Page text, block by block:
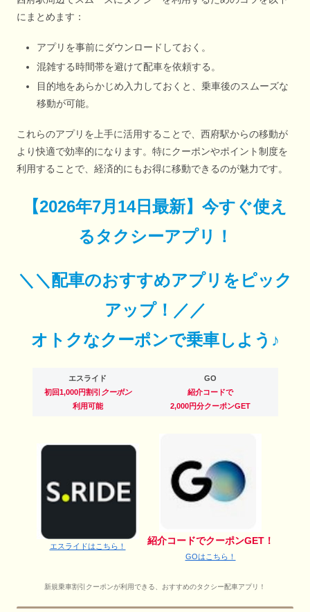
にまとめます：
アプリを事前にダウンロードしておく。
混雑する時間帯を避けて配車を依頼する。
目的地をあらかじめ入力しておくと、乗車後のスムーズな
移動が可能。
これらのアプリを上手に活用することで、西府駅からの移動が
より快適で効率的になります。特にクーポンやポイント制度を
利用することで、経済的にもお得に移動できるのが魅力です。
【2026年7月14日最新】 今すぐ使え
るタクシーアプリ！
＼＼配車のおすすめアプリをピック
アップ！／／
オトクなクーポンで乗車しよう♪
エスライド
初回1,000円割引 クーポン
利用可能
GO
紹介コードで
2,000円分クーポンGET
エスライドはこちら！
紹介コードでクーポンGET！
GOはこちら！
新規乗車割引クーポンが利用できる、おすすめのタクシー配車アプリ！